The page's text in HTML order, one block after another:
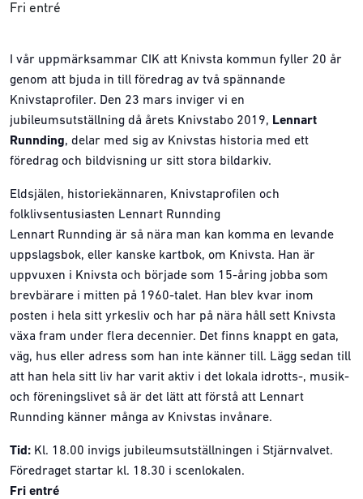
Fri entré
I vår uppmärksammar CIK att Knivsta kommun fyller 20 år
genom att bjuda in till föredrag av två spännande
Knivstaprofiler. Den 23 mars inviger vi en
jubileumsutställning då årets Knivstabo 2019, Lennart
Runnding, delar med sig av Knivstas historia med ett
föredrag och bildvisning ur sitt stora bildarkiv.
Eldsjälen, historiekännaren, Knivstaprofilen och
folklivsentusiasten Lennart Runnding
Lennart Runnding är så nära man kan komma en levande
uppslagsbok, eller kanske kartbok, om Knivsta. Han är
uppvuxen i Knivsta och började som 15-åring jobba som
brevbärare i mitten på 1960-talet. Han blev kvar inom
posten i hela sitt yrkesliv och har på nära håll sett Knivsta
växa fram under flera decennier. Det finns knappt en gata,
väg, hus eller adress som han inte känner till. Lägg sedan till
att han hela sitt liv har varit aktiv i det lokala idrotts-, musik-
och föreningslivet så är det lätt att förstå att Lennart
Runnding känner många av Knivstas invånare.
Tid: Kl. 18.00 invigs jubileumsutställningen i Stjärnvalvet.
Föredraget startar kl. 18.30 i scenlokalen.
Fri entré